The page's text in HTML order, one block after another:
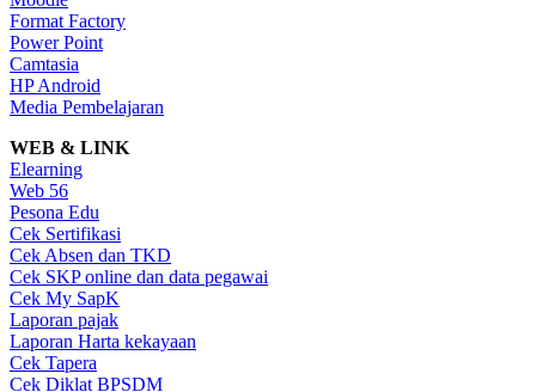
Format Factory
Power Point
Camtasia
HP Android
Media Pembelajaran
WEB & LINK
Elearning
Web 56
Pesona Edu
Cek Sertifikasi
Cek Absen dan TKD
Cek SKP online dan data pegawai
Cek My SapK
Laporan pajak
Laporan Harta kekayaan
Cek Tapera
Cek Diklat BPSDM